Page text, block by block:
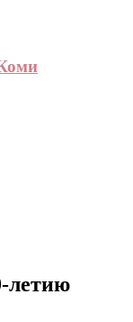
летию